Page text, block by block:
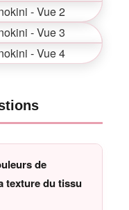
de
texture du tissu